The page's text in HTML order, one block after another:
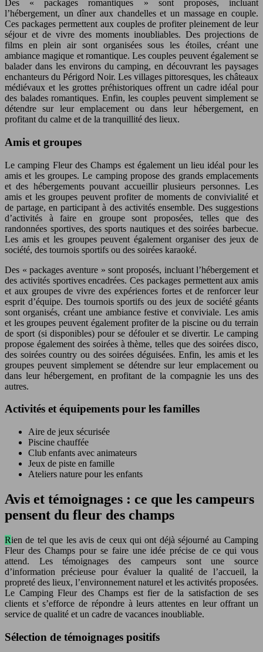
Des « packages romantiques » sont proposés, incluant
l’hébergement, un dîner aux chandelles et un massage en couple.
Ces packages permettent aux couples de profiter pleinement de leur
séjour et de vivre des moments inoubliables. Des projections de
films en plein air sont organisées sous les étoiles, créant une
ambiance magique et romantique. Les couples peuvent également se
balader dans les environs du camping, en découvrant les paysages
enchanteurs du Périgord Noir. Les villages pittoresques, les châteaux
médiévaux et les grottes préhistoriques offrent un cadre idéal pour
des balades romantiques. Enfin, les couples peuvent simplement se
détendre sur leur emplacement ou dans leur hébergement, en
profitant du calme et de la tranquillité des lieux.
Amis et groupes
Le camping Fleur des Champs est également un lieu idéal pour les
amis et les groupes. Le camping propose des grands emplacements
et des hébergements pouvant accueillir plusieurs personnes. Les
amis et les groupes peuvent profiter de moments de convivialité et
de partage, en participant à des activités ensemble. Des suggestions
d’activités à faire en groupe sont proposées, telles que des
randonnées sportives, des sports nautiques et des soirées barbecue.
Les amis et les groupes peuvent également organiser des jeux de
société, des tournois sportifs ou des soirées karaoké.
Des « packages aventure » sont proposés, incluant l’hébergement et
des activités sportives encadrées. Ces packages permettent aux amis
et aux groupes de vivre des expériences fortes et de renforcer leur
esprit d’équipe. Des tournois sportifs ou des jeux de société géants
sont organisés, créant une ambiance festive et conviviale. Les amis
et les groupes peuvent également profiter de la piscine ou du terrain
de sport (si disponibles) pour se défouler et se divertir. Le camping
propose également des soirées à thème, telles que des soirées disco,
des soirées country ou des soirées déguisées. Enfin, les amis et les
groupes peuvent simplement se détendre sur leur emplacement ou
dans leur hébergement, en profitant de la compagnie les uns des
autres.
Activités et équipements pour les familles
Aire de jeux sécurisée
Piscine chauffée
Club enfants avec animateurs
Jeux de piste en famille
Ateliers nature pour les enfants
Avis et témoignages : ce que les campeurs
pensent du fleur des champs
Rien de tel que les avis de ceux qui ont déjà séjourné au Camping
Fleur des Champs pour se faire une idée précise de ce qui vous
attend. Les témoignages des campeurs sont une source
d’information précieuse pour évaluer la qualité de l’accueil, la
propreté des lieux, l’environnement naturel et les activités proposées.
Le Camping Fleur des Champs est fier de la satisfaction de ses
clients et s’efforce de répondre à leurs attentes en leur offrant un
service de qualité et un cadre de vacances inoubliable.
Sélection de témoignages positifs